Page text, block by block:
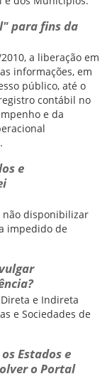
para fins da
a liberação em
informações, em
público, até o
contábil no
e da
e
não disponibilizar
impedido de
e Indireta
e Sociedades de
Estados e
o Portal